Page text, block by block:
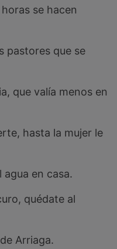
se hacen
pastores que se
que valía menos en
hasta la mujer le
agua en casa.
quédate al
Arriaga.